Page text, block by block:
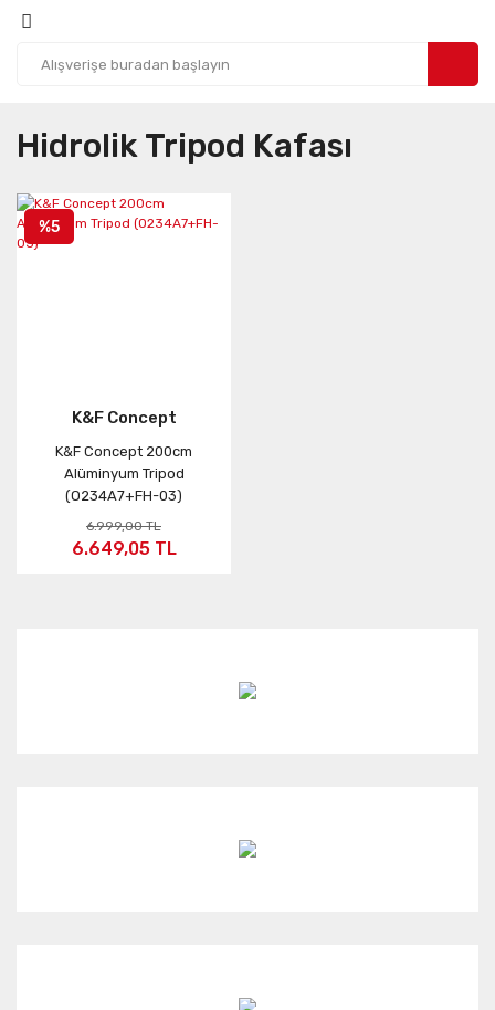
Hidrolik Tripod Kafası
%5
K&F Concept
K&F Concept 200cm
Alüminyum Tripod
(O234A7+FH-03)
6.999,00 TL
6.649,05 TL